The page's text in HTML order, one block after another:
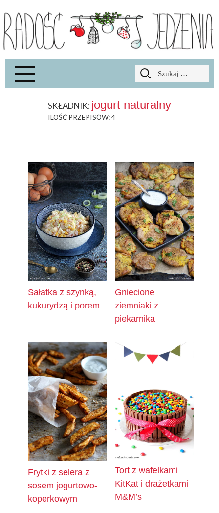
Radość Jedzenia – blog kulinarny
Szukaj:
SKŁADNIK: jogurt naturalny
ILOŚĆ PRZEPISÓW: 4
Sałatka z szynką,
kukurydzą i porem
Gniecione
ziemniaki z
piekarnika
Frytki z selera z
sosem jogurtowo-
koperkowym
Tort z wafelkami
KitKat i drażetkami
M&M’s